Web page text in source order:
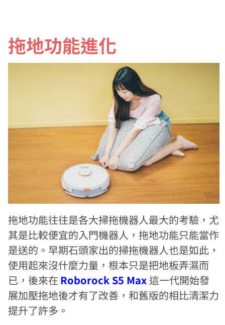
拖地功能進化
拖地功能往往是各大掃拖機器人最大的考驗，尤
其是比較便宜的入門機器人，拖地功能只能當作
是送的。早期石頭家出的掃拖機器人也是如此，
使用起來沒什麼力量，根本只是把地板弄濕而
已，後來在 Roborock S5 Max 這一代開始發
展加壓拖地後才有了改善，和舊版的相比清潔力
提升了許多。